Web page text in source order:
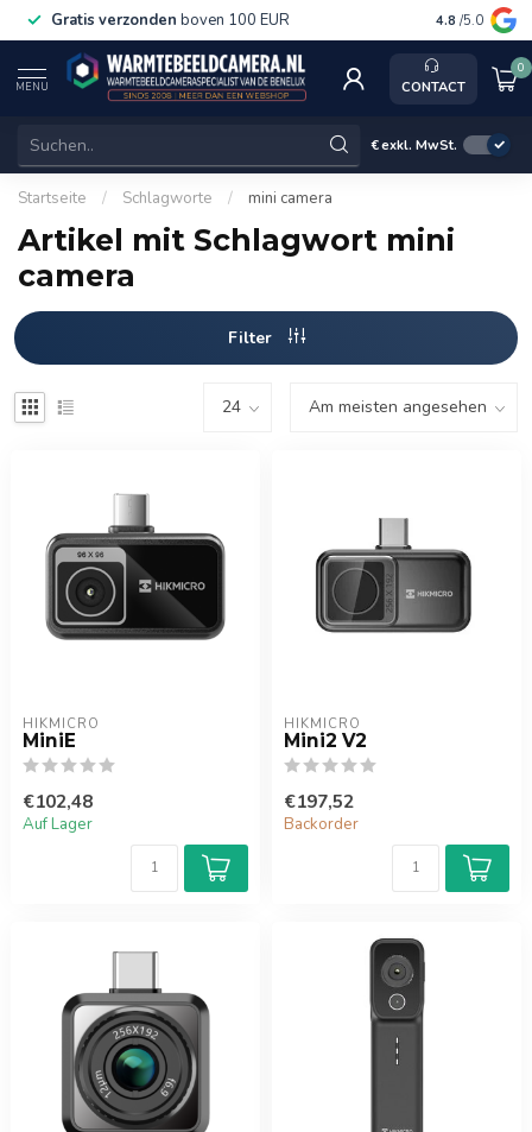
Gratis verzonden boven 100 EUR Service,
4.8 /5.0
MENU CONTACT
0
€exkl. MwSt.
Startseite / Schlagworte / mini camera
Artikel mit Schlagwort mini
camera
Filter
HIKMICRO
MiniE
€102,48
Auf Lager
HIKMICRO
Mini2 V2
€197,52
Backorder